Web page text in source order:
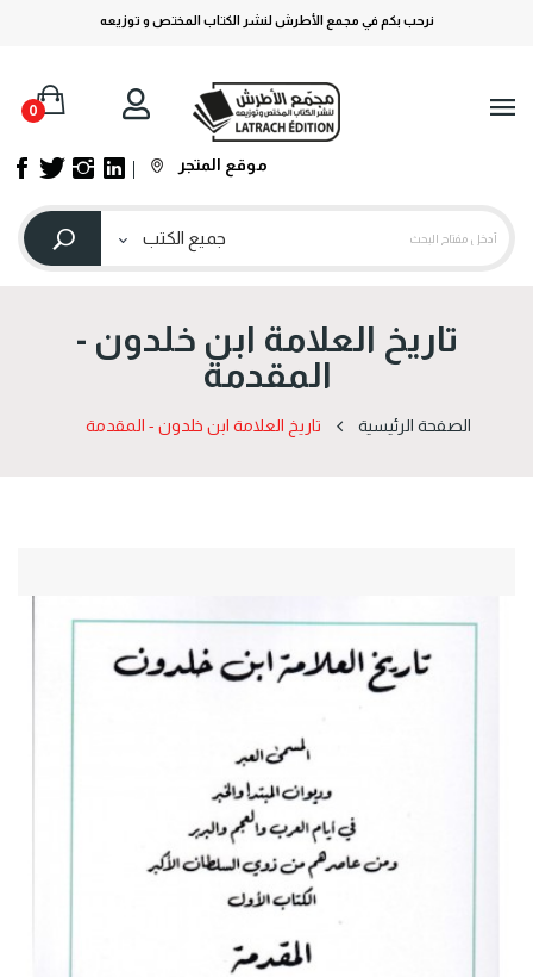
نرحب بكم في مجمع الأطرش لنشر الكتاب المختص و توزيعه
0
موقع المتجر
تاريخ العلامة ابن خلدون -
المقدمة
الصفحة الرئيسية تاريخ العلامة ابن خلدون - المقدمة